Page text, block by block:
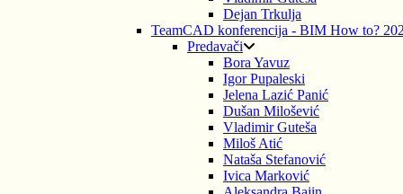
Dejan Trkulja
TeamCAD konferencija - BIM How to?
Predavači
Bora Yavuz
Igor Pupaleski
Jelena Lazić Panić
Dušan Milošević
Vladimir Guteša
Miloš Atić
Nataša Stefanović
Ivica Marković